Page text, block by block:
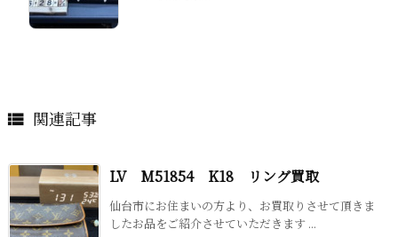
 関連記事
LV M51854 K18 リング買取
仙台市にお住まいの方より、お買取りさせて頂きま
したお品をご紹介させていただきます ...